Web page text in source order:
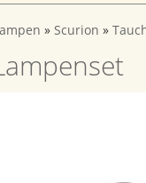
» Scurion »